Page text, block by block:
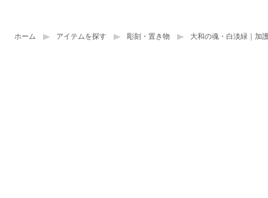
ホーム アイテムを探す 彫刻・置き物 大和の魂・白淡緑｜加